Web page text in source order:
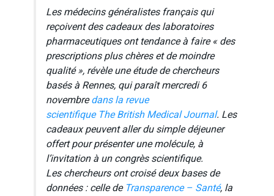
Les médecins généralistes français qui
reçoivent des cadeaux des laboratoires
pharmaceutiques ont tendance à faire «des
prescriptions plus chères et de moindre
qualité », révèle une étude de chercheurs
basés à Rennes, qui paraît mercredi 6
novembredans la revue
scientifique The British Medical Journal. Les
cadeaux peuvent aller du simple déjeuner
offert pour présenter une molécule, à
l’invitation à un congrès scientifique.
Les chercheurs ont croisé deux bases de
données : celle de Transparence – Santé, la